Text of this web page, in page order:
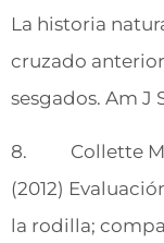
La historia
cruzado
sesgados. Am J
8. Collette M
(2012)
la rodilla;